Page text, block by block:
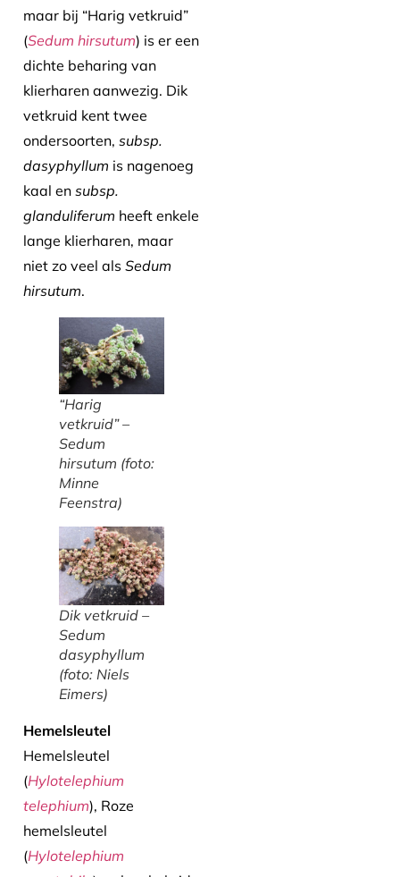
maar bij “Harig vetkruid”
(Sedum hirsutum) is er een
dichte beharing van
klierharen aanwezig. Dik
vetkruid kent twee
ondersoorten, subsp.
dasyphyllum is nagenoeg
kaal en subsp.
glanduliferum heeft enkele
lange klierharen, maar
niet zo veel als Sedum
hirsutum.
“Harig
vetkruid” –
Sedum
hirsutum (foto:
Minne
Feenstra)
Dik vetkruid –
Sedum
dasyphyllum
(foto: Niels
Eimers)
Hemelsleutel
Hemelsleutel
(Hylotelephium
telephium), Roze
hemelsleutel
(Hylotelephium